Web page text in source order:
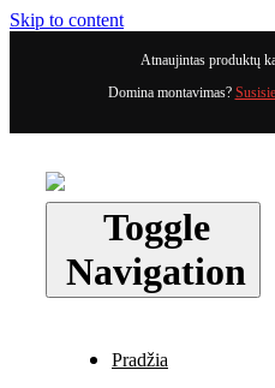
Skip to content
Atnaujintas produktų
Domina montavimas?
Toggle
Navigation
Pradžia